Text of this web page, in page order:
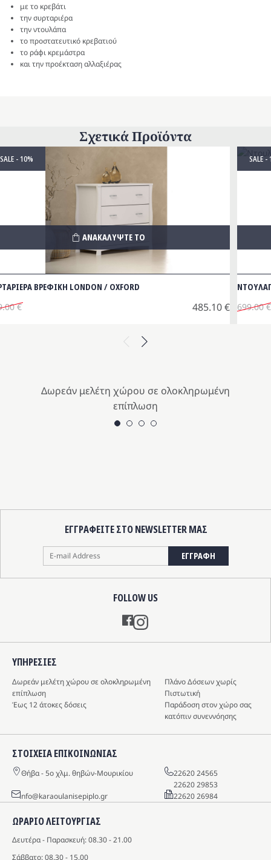
με το κρεβάτι
την συρταριέρα
την ντουλάπα
το προστατευτικό κρεβατιού
το ράφι κρεμάστρα
και την προέκταση αλλαξιέρας
Σχετικά Προϊόντα
Previous
SALE - 10%
ΒΡΕΦΙΚΗ LONDON / OXFORD
€ 485.10€
ΑΝΑΚΑΛΥΨΤΕ ΤΟ
SALE -
699.00€
Η
Next
Δωρεάν μελέτη χώρου σε ολοκληρωμένη
επίπλωση
FOLLOW US
Instagram
ΕΓΓΡΑΦΕΙΤΕ ΣΤΟ NEWSLETTER ΜΑΣ
ΕΓΓΡΑΦΗ
ΩΡΑΡΙΟ ΛΕΙΤΟΥΡΓΙΑΣ
Δευτέρα - Παρασκευή: 08.30 - 21.00
Σάββατο: 08.30 - 15.00
ΥΠΗΡΕΣIΕΣ
Δωρεάν μελέτη χώρου σε ολοκληρωμένη
επίπλωση
Πλάνο Δόσεων χωρίς
Πιστωτική
Έως 12 άτοκες δόσεις
Παράδοση στον χώρο σας
κατόπιν συνεννόησης
ΣΤΟΙΧΕΙΑ ΕΠΙΚΟΙΝΩΝΙΑΣ
Θήβα - 5o χλμ. θηβών-Μουρικίου
22620 24565
22620 29853
info@karaoulanisepiplo.gr
22620 26984